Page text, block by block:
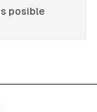
posible